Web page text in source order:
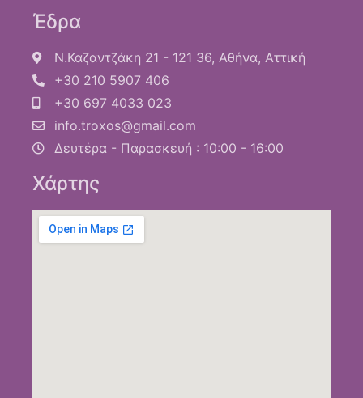
Έδρα
Ν.Καζαντζάκη 21 - 121 36, Αθήνα, Αττική
+30 210 5907 406
+30 697 4033 023
info.troxos@gmail.com
Δευτέρα - Παρασκευή : 10:00 - 16:00
Χάρτης